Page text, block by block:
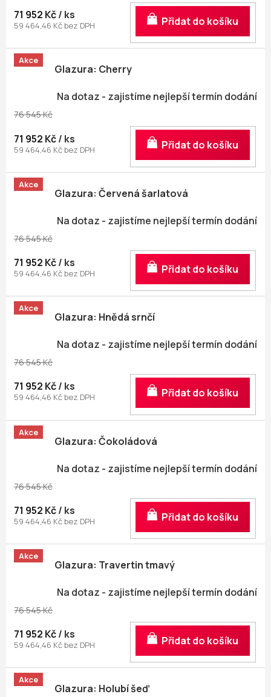
71 952 Kč/ ks
59 464,46 Kč bez DPH Do košíku
Akce
Glazura: Cherry
76 545 Kč
71 952 Kč/ ks
59 464,46 Kč bez DPH
Na dotaz - zajistíme nejlepší termín dodání
Do košíku
Akce
Glazura: Červená šarlatová
76 545 Kč
71 952 Kč/ ks
59 464,46 Kč bez DPH
Na dotaz - zajistíme nejlepší termín dodání
Do košíku
Akce
Glazura: Hnědá srnčí
76 545 Kč
71 952 Kč/ ks
59 464,46 Kč bez DPH
Na dotaz - zajistíme nejlepší termín dodání
Do košíku
Akce
Glazura: Čokoládová
76 545 Kč
71 952 Kč/ ks
59 464,46 Kč bez DPH
Na dotaz - zajistíme nejlepší termín dodání
Do košíku
Akce
Glazura: Travertin tmavý
76 545 Kč
71 952 Kč/ ks
59 464,46 Kč bez DPH
Na dotaz - zajistíme nejlepší termín dodání
Do košíku
Akce
Glazura: Holubí šeď